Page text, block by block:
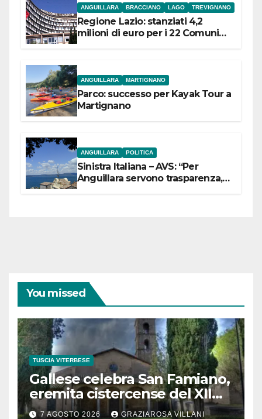
ANGUILLARA BRACCIANO LAGO TREVIGNANO
Regione Lazio: stanziati 4,2
milioni di euro per i 22 Comuni
ANGUILLARA MARTIGNANO
Parco: successo per Kayak Tour a
Martignano
ANGUILLARA POLITICA
Sinistra Italiana – AVS: “Per
Anguillara servono trasparenza,
You missed
TUSCIA VITERBESE
Gallese celebra San Famiano,
eremita cistercense del XII
secolo
7 AGOSTO 2026 GRAZIAROSA VILLANI